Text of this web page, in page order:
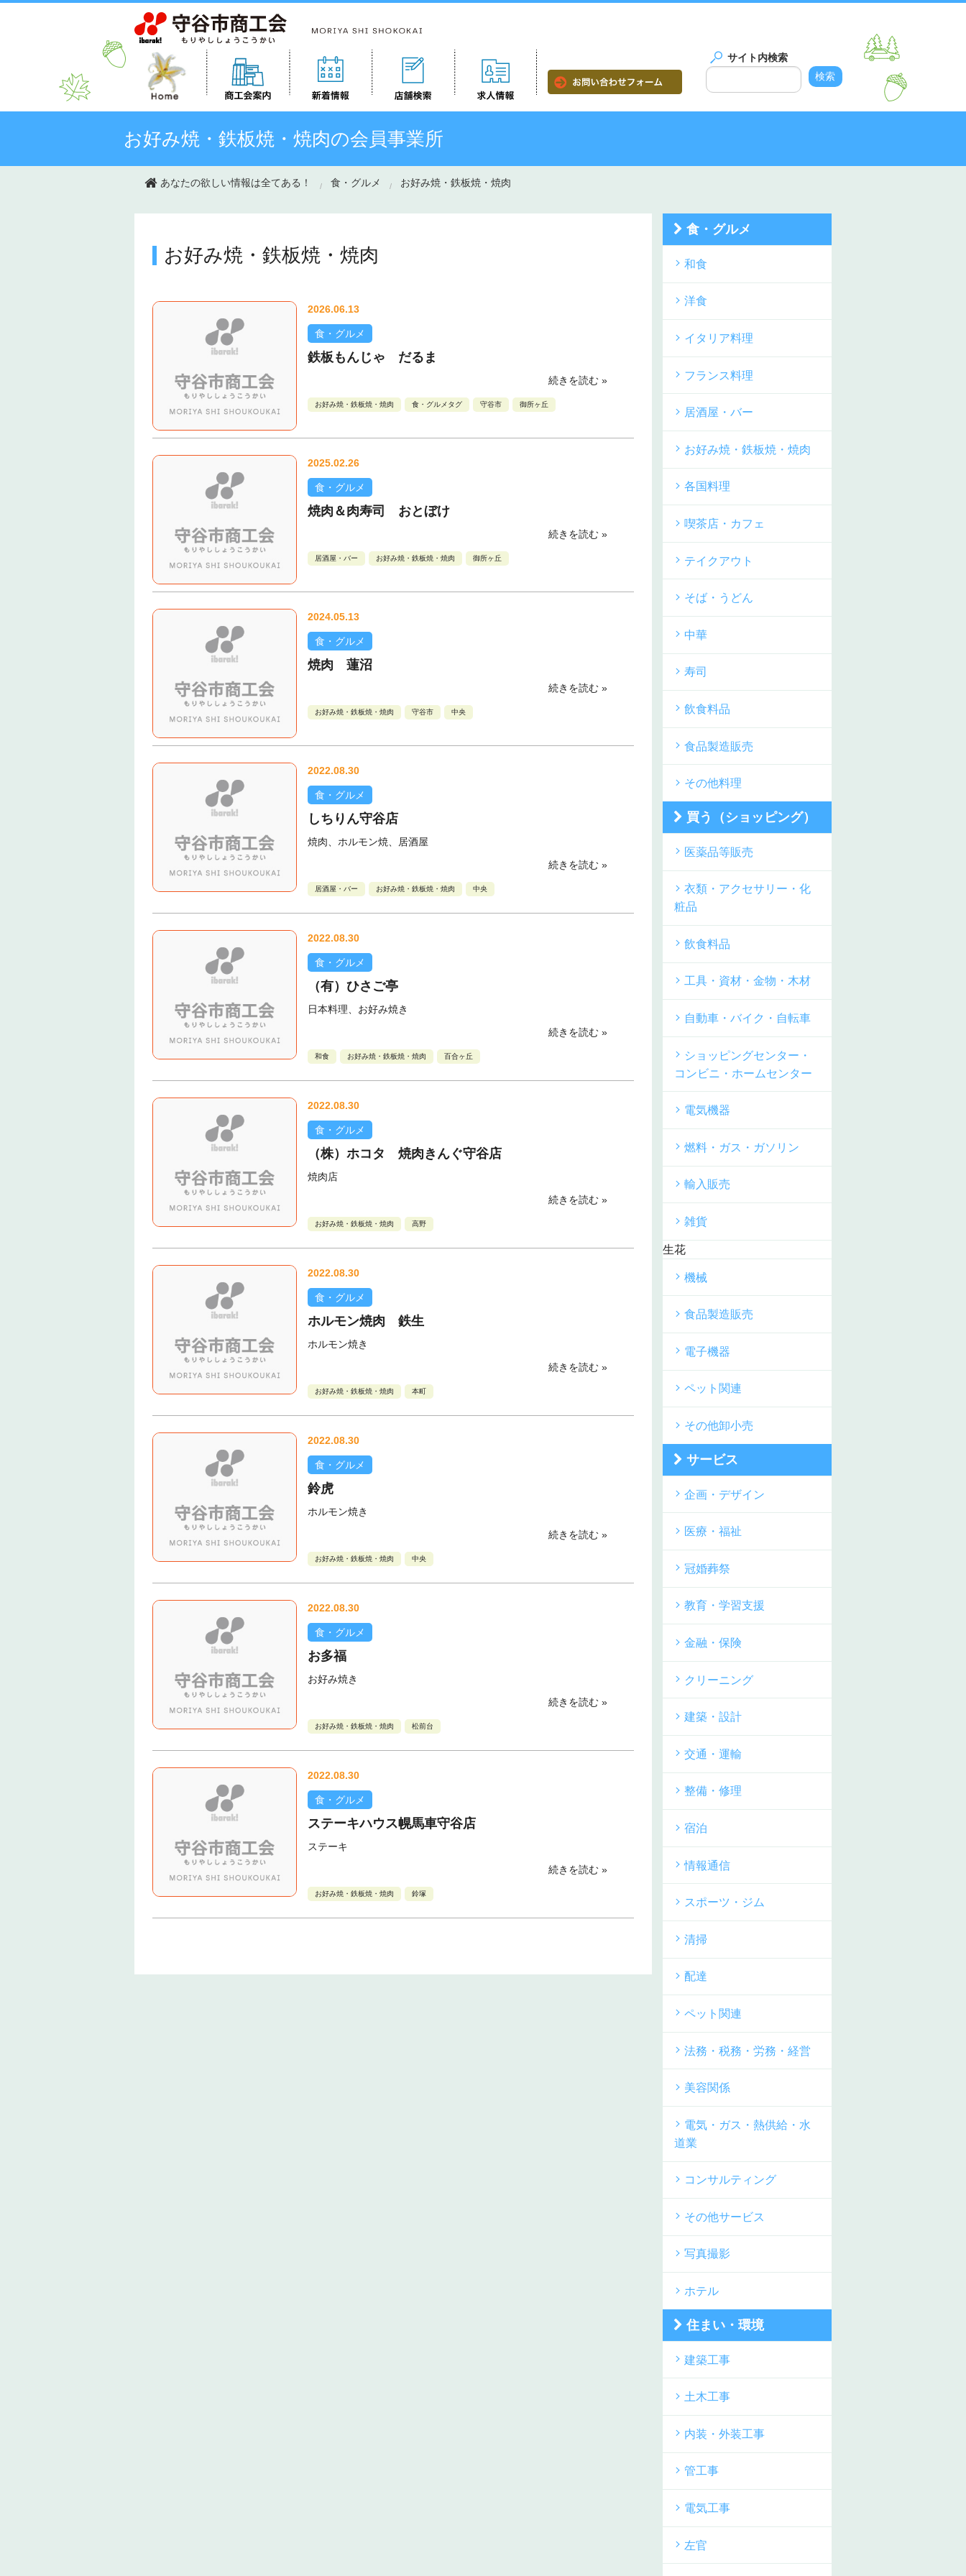
サイト内検索
お好み焼・鉄板焼・焼肉の会員事業所
あなたの欲しい情報は全てある！ 食・グルメ お好み焼・鉄板焼・焼肉
お好み焼・鉄板焼・焼肉
2026.06.13
食・グルメ
鉄板もんじゃ だるま
続きを読む »
お好み焼・鉄板焼・焼肉 食・グルメタグ 守谷市 御所ヶ丘
2025.02.26
食・グルメ
焼肉＆肉寿司 おとぼけ
続きを読む »
居酒屋・バー お好み焼・鉄板焼・焼肉 御所ヶ丘
2024.05.13
食・グルメ
焼肉 蓮沼
続きを読む »
お好み焼・鉄板焼・焼肉 守谷市 中央
2022.08.30
食・グルメ
しちりん守谷店
焼肉、ホルモン焼、居酒屋
続きを読む »
居酒屋・バー お好み焼・鉄板焼・焼肉 中央
2022.08.30
食・グルメ
（有）ひさご亭
日本料理、お好み焼き
続きを読む »
和食 お好み焼・鉄板焼・焼肉 百合ヶ丘
2022.08.30
食・グルメ
（株）ホコタ 焼肉きんぐ守谷店
焼肉店
続きを読む »
お好み焼・鉄板焼・焼肉 高野
2022.08.30
食・グルメ
ホルモン焼肉 鉄生
ホルモン焼き
続きを読む »
お好み焼・鉄板焼・焼肉 本町
2022.08.30
食・グルメ
鈴虎
ホルモン焼き
続きを読む »
お好み焼・鉄板焼・焼肉 中央
2022.08.30
食・グルメ
お多福
お好み焼き
続きを読む »
お好み焼・鉄板焼・焼肉 松前台
2022.08.30
食・グルメ
ステーキハウス幌馬車守谷店
ステーキ
続きを読む »
お好み焼・鉄板焼・焼肉 鈴塚
食・グルメ
和食
洋食
イタリア料理
フランス料理
居酒屋・バー
お好み焼・鉄板焼・焼肉
各国料理
喫茶店・カフェ
テイクアウト
そば・うどん
中華
寿司
飲食料品
食品製造販売
その他料理
買う（ショッピング）
医薬品等販売
衣類・アクセサリー・化
粧品
飲食料品
工具・資材・金物・木材
自動車・バイク・自転車
ショッピングセンター・
コンビニ・ホームセンター
電気機器
燃料・ガス・ガソリン
輸入販売
雑貨
生花
機械
食品製造販売
電子機器
ペット関連
その他卸小売
サービス
企画・デザイン
医療・福祉
冠婚葬祭
教育・学習支援
金融・保険
クリーニング
建築・設計
交通・運輸
整備・修理
宿泊
情報通信
スポーツ・ジム
清掃
配達
ペット関連
法務・税務・労務・経営
美容関係
電気・ガス・熱供給・水
道業
コンサルティング
その他サービス
写真撮影
ホテル
住まい・環境
建築工事
土木工事
内装・外装工事
管工事
電気工事
左官